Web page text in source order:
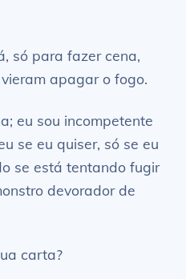
só para fazer cena,
apagar o fogo.
eu sou incompetente
se eu quiser, só se eu
se está tentando fugir
devorador de
carta?